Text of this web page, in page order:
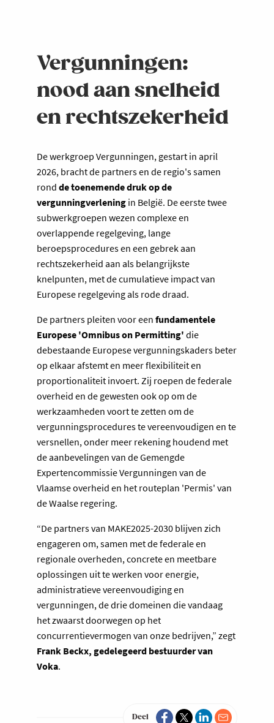
Vergunningen:
nood aan snelheid
en rechtszekerheid
De werkgroep Vergunningen, gestart in april
2026, bracht de partners en de regio's samen
rond de toenemende druk op de
vergunningverlening in België. De eerste twee
subwerkgroepen wezen complexe en
overlappende regelgeving, lange
beroepsprocedures en een gebrek aan
rechtszekerheid aan als belangrijkste
knelpunten, met de cumulatieve impact van
Europese regelgeving als rode draad.
De partners pleiten voor een fundamentele
Europese 'Omnibus on Permitting' die
debestaande Europese vergunningskaders beter
op elkaar afstemt en meer flexibiliteit en
proportionaliteit invoert. Zij roepen de federale
overheid en de gewesten ook op om de
werkzaamheden voort te zetten om de
vergunningsprocedures te vereenvoudigen en te
versnellen, onder meer rekening houdend met
de aanbevelingen van de Gemengde
Expertencommissie Vergunningen van de
Vlaamse overheid en het routeplan 'Permis' van
de Waalse regering.
“De partners van MAKE2025-2030 blijven zich
engageren om, samen met de federale en
regionale overheden, concrete en meetbare
oplossingen uit te werken voor energie,
administratieve vereenvoudiging en
vergunningen, de drie domeinen die vandaag
het zwaarst doorwegen op het
concurrentievermogen van onze bedrijven,” zegt
Frank Beckx, gedelegeerd bestuurder van
Voka.
Deel